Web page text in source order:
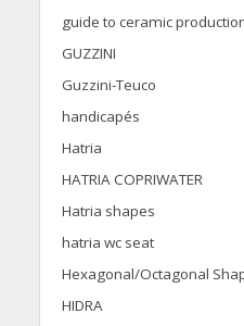
guide to ceramic
GUZZINI
Guzzini-Teuco
handicapés
Hatria
HATRIA COPRIWATER
Hatria shapes
hatria wc seat
Hexagonal/Octagonal
HIDRA